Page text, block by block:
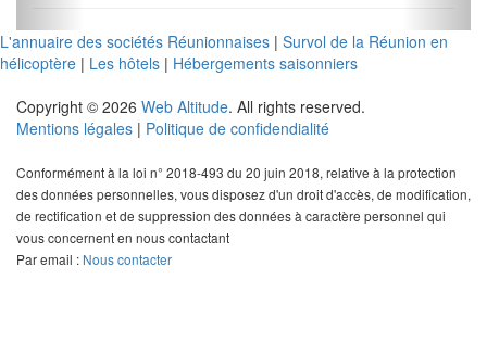
L'annuaire des sociétés Réunionnaises | Survol de la Réunion en
hélicoptère | Les hôtels | Hébergements saisonniers
Copyright © 2026 Web Altitude. All rights reserved.
Mentions légales | Politique de confidendialité
Conformément à la loi n° 2018-493 du 20 juin 2018, relative à la protection
des données personnelles, vous disposez d'un droit d'accès, de modification,
de rectification et de suppression des données à caractère personnel qui
vous concernent en nous contactant
Par email : Nous contacter